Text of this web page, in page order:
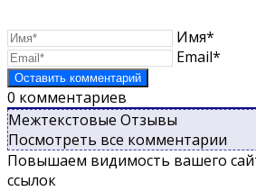
Имя*
Email*
0 комментариев
Межтекстовые Отзывы
Посмотреть все комментарии
Повышаем видимость вашего
ссылок